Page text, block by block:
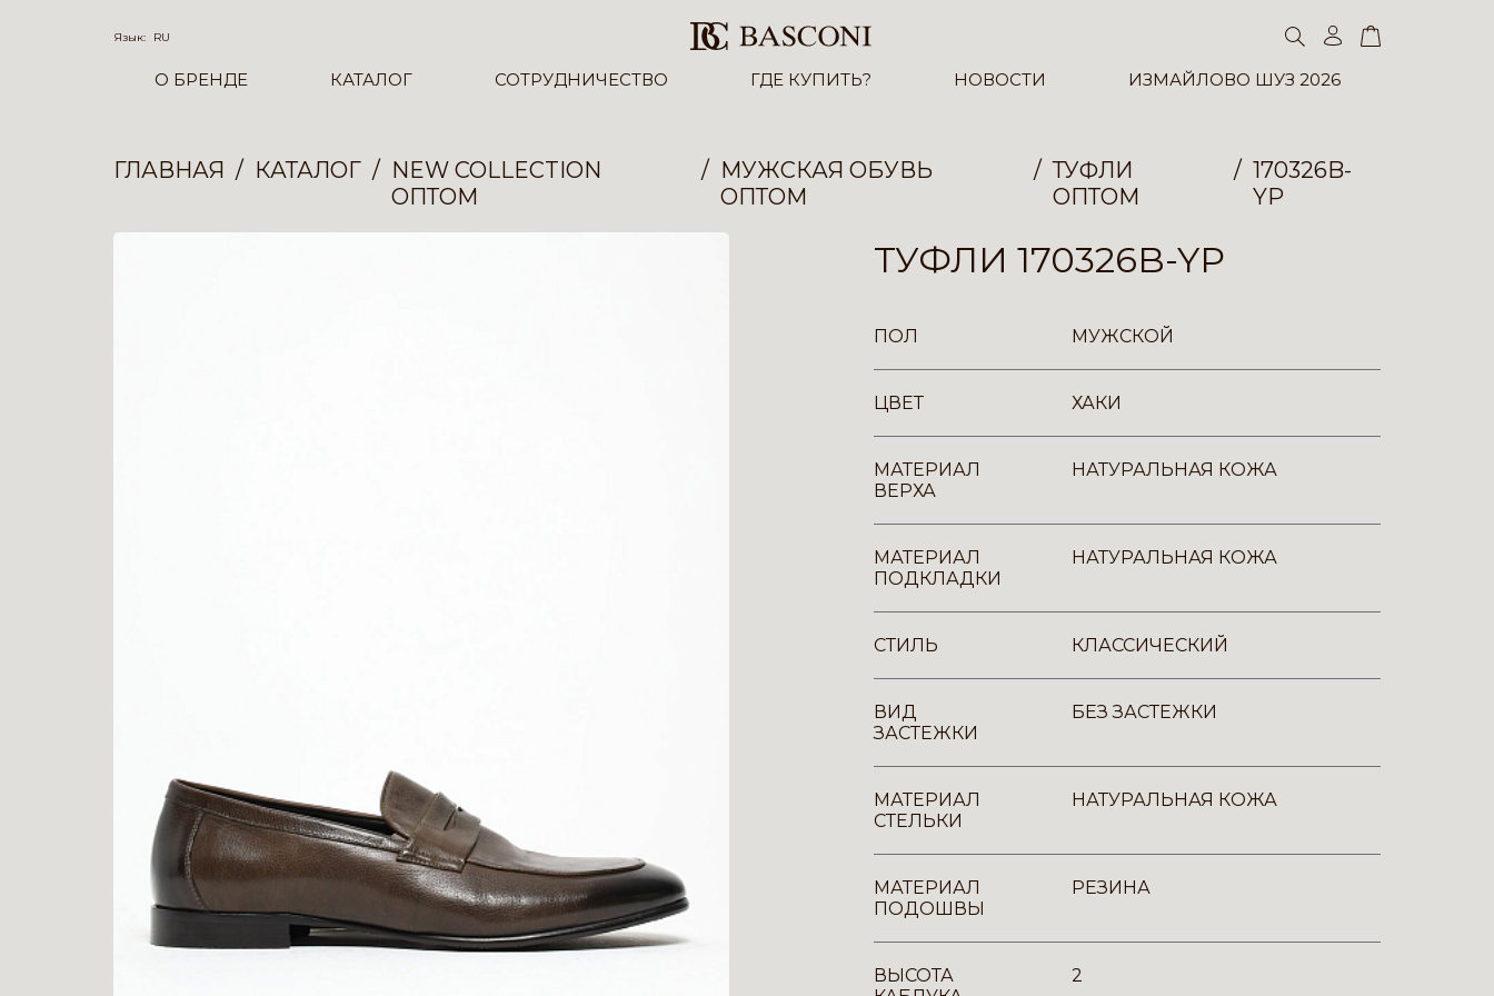
Язык: RU
О БРЕНДЕ КАТАЛОГ СОТРУДНИЧЕСТВО ГДЕ КУПИТЬ? НОВОСТИ ИЗМАЙЛОВО ШУЗ 2026
ГЛАВНАЯ КАТАЛОГ
NEW COLLECTION
ОПТОМ
МУЖСКАЯ ОБУВЬ
ОПТОМ
ТУФЛИ
ОПТОМ
170326B-
YP
ТУФЛИ 170326B-YP
ПОЛ МУЖСКОЙ
ЦВЕТ ХАКИ
МАТЕРИАЛ
ВЕРХА
НАТУРАЛЬНАЯ КОЖА
МАТЕРИАЛ
ПОДКЛАДКИ
НАТУРАЛЬНАЯ КОЖА
СТИЛЬ КЛАССИЧЕСКИЙ
ВИД
ЗАСТЕЖКИ
БЕЗ ЗАСТЕЖКИ
МАТЕРИАЛ
СТЕЛЬКИ
НАТУРАЛЬНАЯ КОЖА
МАТЕРИАЛ
ПОДОШВЫ
РЕЗИНА
ВЫСОТА
2